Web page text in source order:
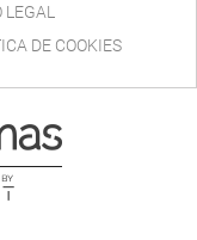
LEGAL
DE COOKIES